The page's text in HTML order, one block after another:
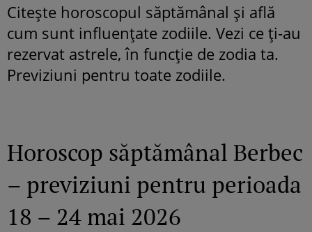
Citește horoscopul săptămânal și află
cum sunt influențate zodiile. Vezi ce ți-au
rezervat astrele, în funcție de zodia ta.
Previziuni pentru toate zodiile.
Horoscop săptămânal Berbec
– previziuni pentru perioada
18 – 24 mai 2026